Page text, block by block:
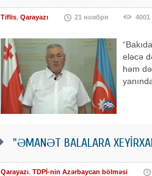
Tiflis, Qarayazı 21 ноября 4001
eləcə
həm
"ƏMANƏT BALALARA
Qarayazı, TDPİ-nin Azərbaycan bölməsi